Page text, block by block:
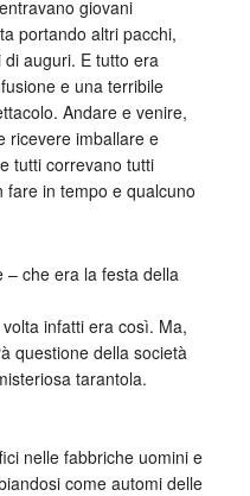
giovani
portando altri pacchi,
auguri. E tutto era
e una terribile
Andare e venire,
ricevere imballare e
tutti correvano tutti
in tempo e qualcuno
– che era la festa della
infatti era così. Ma,
questione della società
tarantola.
nelle fabbriche uomini e
come automi delle